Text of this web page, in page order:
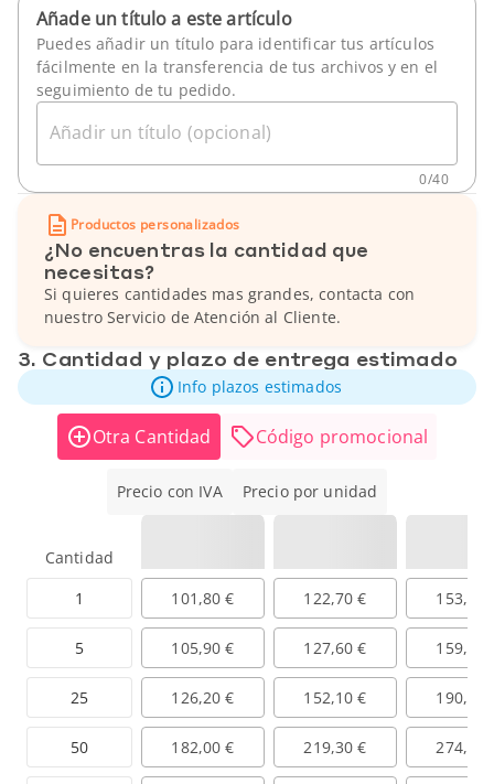
Añade un título a este artículo
Puedes añadir un título para identificar tus artículos
fácilmente en la transferencia de tus archivos y en el
seguimiento de tu pedido.
Añadir un título (opcional)
0/40
Productos personalizados
¿No encuentras la cantidad que
necesitas?
Si quieres cantidades mas grandes, contacta con
nuestro Servicio de Atención al Cliente.
3. Cantidad y plazo de entrega estimado
Info plazos estimados
Otra Cantidad Código promocional
Precio con IVA Precio por unidad
Cantidad
1
5
25
50
101,80 € 122,70 € 153,40
105,90 € 127,60 € 159,50
126,20 € 152,10 € 190,10
182,00 € 219,30 € 274,10